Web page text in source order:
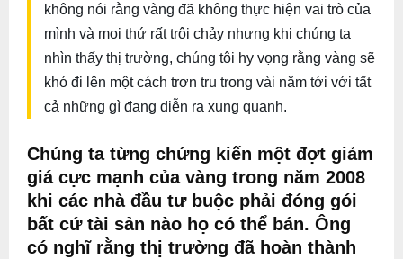
không nói rằng vàng đã không thực hiện vai trò của
mình và mọi thứ rất trôi chảy nhưng khi chúng ta
nhìn thấy thị trường, chúng tôi hy vọng rằng vàng sẽ
khó đi lên một cách trơn tru trong vài năm tới với tất
cả những gì đang diễn ra xung quanh.
Chúng ta từng chứng kiến một đợt giảm
giá cực mạnh của vàng trong năm 2008
khi các nhà đầu tư buộc phải đóng gói
bất cứ tài sản nào họ có thể bán. Ông
có nghĩ rằng thị trường đã hoàn thành